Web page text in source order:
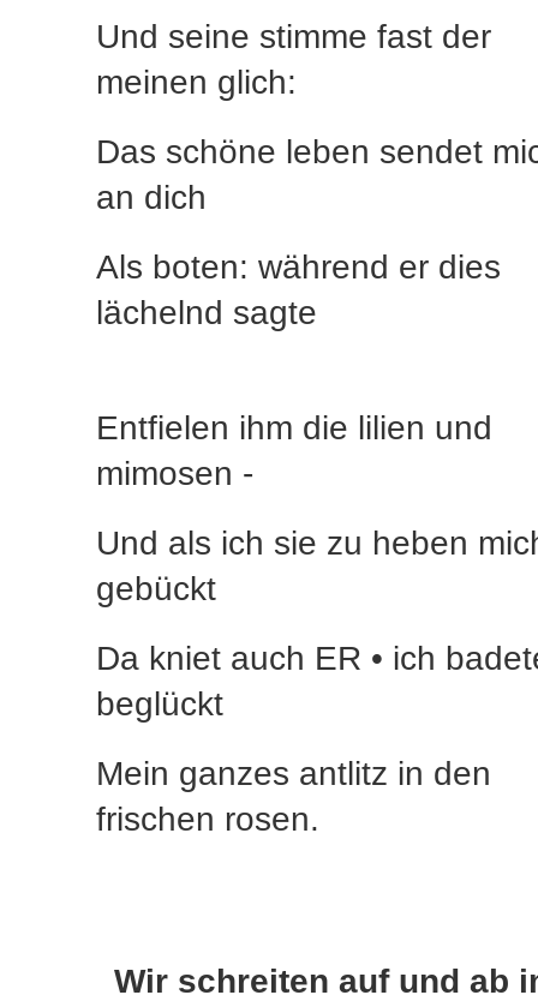
Und seine stimme fast der
meinen glich:
Das schöne leben sendet
an dich
Als boten: während er dies
lächelnd sagte
Entfielen ihm die lilien und
mimosen -
Und als ich sie zu heben
gebückt
Da kniet auch ER • ich
beglückt
Mein ganzes antlitz in den
frischen rosen.
Wir schreiten auf und ab